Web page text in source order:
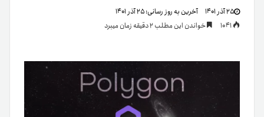
۲۵ آذر ۱۴۰۱ آخرین به روز رسانی:۲۵ آذر ۱۴۰۱
خواندن این مطلب 2 دقیقه زمان میبرد